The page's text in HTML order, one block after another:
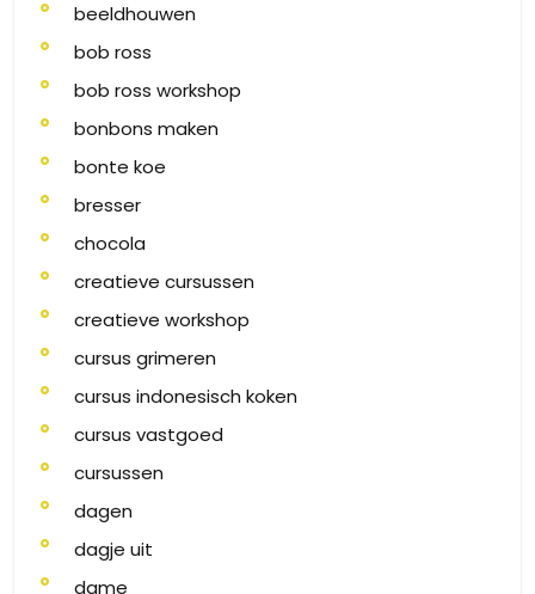
beeldhouwen
bob ross
bob ross workshop
bonbons maken
bonte koe
bresser
chocola
creatieve cursussen
creatieve workshop
cursus grimeren
cursus indonesisch koken
cursus vastgoed
cursussen
dagen
dagje uit
dame